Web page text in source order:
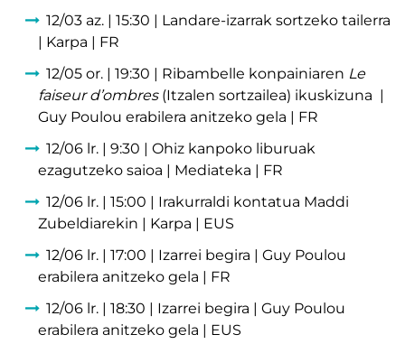
12/03 az. | 15:30 | Landare-izarrak sortzeko tailerra
| Karpa | FR
12/05 or. | 19:30 | Ribambelle konpainiaren Le
faiseur d’ombres(Itzalen sortzailea) ikuskizuna |
Guy Poulou erabilera anitzeko gela | FR
12/06 lr. | 9:30 | Ohiz kanpoko liburuak
ezagutzeko saioa | Mediateka | FR
12/06 lr. | 15:00 | Irakurraldi kontatua Maddi
Zubeldiarekin | Karpa | EUS
12/06 lr. | 17:00 | Izarrei begira | Guy Poulou
erabilera anitzeko gela | FR
12/06 lr. | 18:30 | Izarrei begira | Guy Poulou
erabilera anitzeko gela | EUS